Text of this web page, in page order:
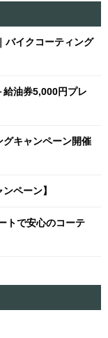
バイクコーティング
給油券5,000円プレ
グキャンペーン開催
ペーン】
トで安心のコーテ